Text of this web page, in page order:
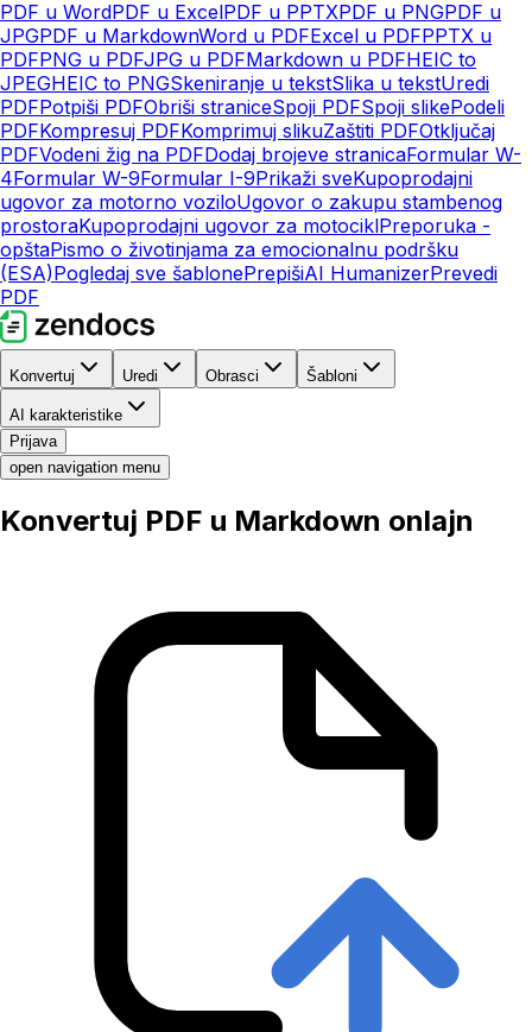
PDF u WordPDF u ExcelPDF u PPTXPDF u PNGPDF u
JPGPDF u MarkdownWord u PDFExcel u PDFPPTX u
PDFPNG u PDFJPG u PDFMarkdown u PDFHEIC to
JPEGHEIC to PNGSkeniranje u tekstSlika u tekstUredi
PDFPotpiši PDFObriši straniceSpoji PDFSpoji slikePodeli
PDFKompresuj PDFKomprimuj slikuZaštiti PDFOtključaj
PDFVodeni žig na PDFDodaj brojeve stranicaFormular W-
4Formular W-9Formular I-9Prikaži sveKupoprodajni
ugovor za motorno voziloUgovor o zakupu stambenog
prostoraKupoprodajni ugovor za motociklPreporuka -
opštaPismo o životinjama za emocionalnu podršku
(ESA)Pogledaj sve šablonePrepišiAI HumanizerPrevedi
PDF
Konvertuj Uredi Obrasci Šabloni
AI karakteristike
Prijava
open navigation menu
Konvertuj PDF u Markdown onlajn